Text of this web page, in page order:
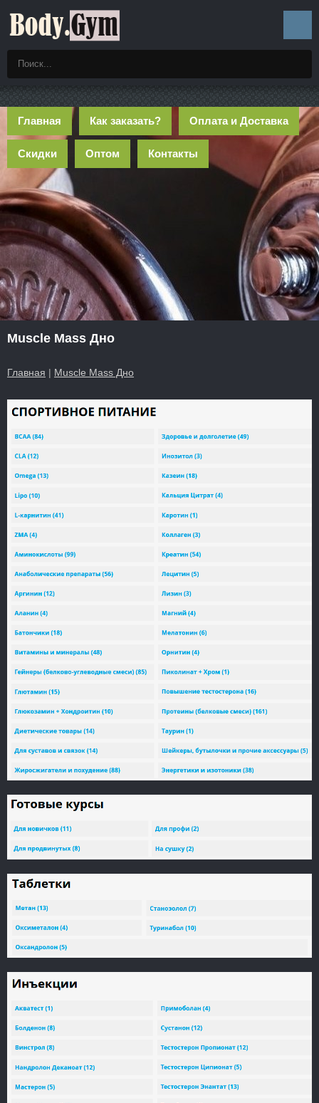
Главная Как заказать? Оплата и Доставка
Скидки Оптом Контакты
Muscle Mass Дно
Главная | Muscle Mass Дно